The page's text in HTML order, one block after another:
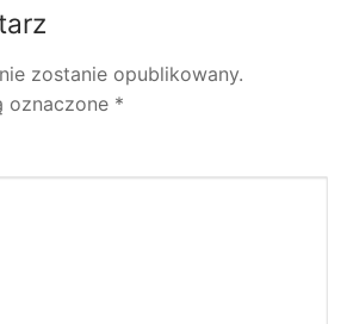
zostanie opublikowany.
oznaczone *